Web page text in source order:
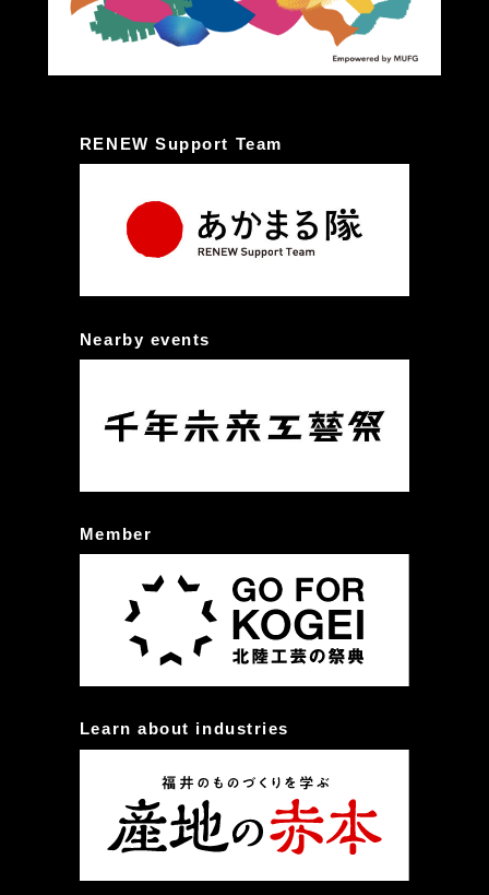
RENEW Support Team
Nearby events
Member
Learn about industries